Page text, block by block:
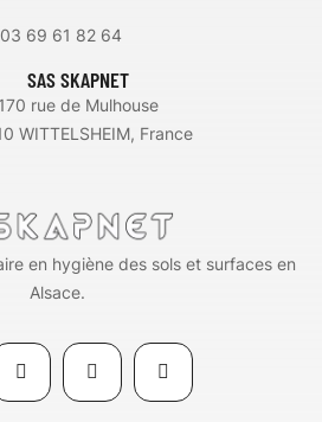
03 69 61 82 64
SAS SKAPNET
170 rue de Mulhouse
WITTELSHEIM, France
en hygiène des sols et surfaces en
Alsace.